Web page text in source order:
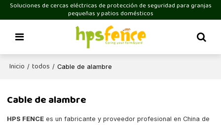
Soluciones de cercas eléctricas de protección de seguridad para granjas
pequeñas y patios domésticos
Inicio / todos / Cable de alambre
Cable de alambre
HPS FENCE es un fabricante y proveedor profesional en China de